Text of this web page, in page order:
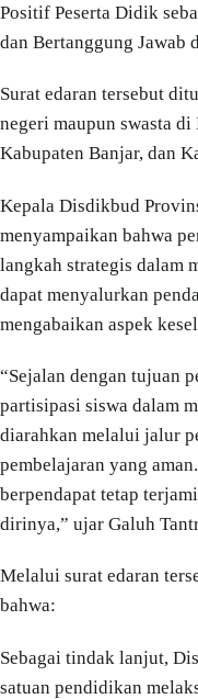
Positif Peserta Didik
dan Bertanggung Jawab
Surat edaran tersebut
negeri maupun swasta
Kabupaten Banjar, dan
Kepala Disdikbud
menyampaikan bahwa
langkah strategis dalam
dapat menyalurkan
mengabaikan aspek
“Sejalan dengan tujuan
partisipasi siswa dalam
diarahkan melalui jalur
pembelajaran yang
berpendapat tetap
dirinya,” ujar Galuh
Melalui surat edaran
bahwa:
Sebagai tindak lanjut,
satuan pendidikan